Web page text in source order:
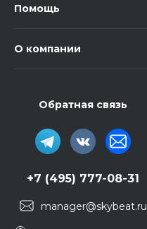
Помощь
О компании
Обратная связь
+7 (495) 777-08-31
manager@skybeat.ru